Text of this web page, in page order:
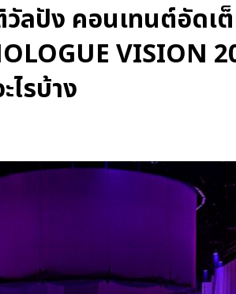
ลปัง คอนเทนต์อัดเ
VISION
ไรบ้าง